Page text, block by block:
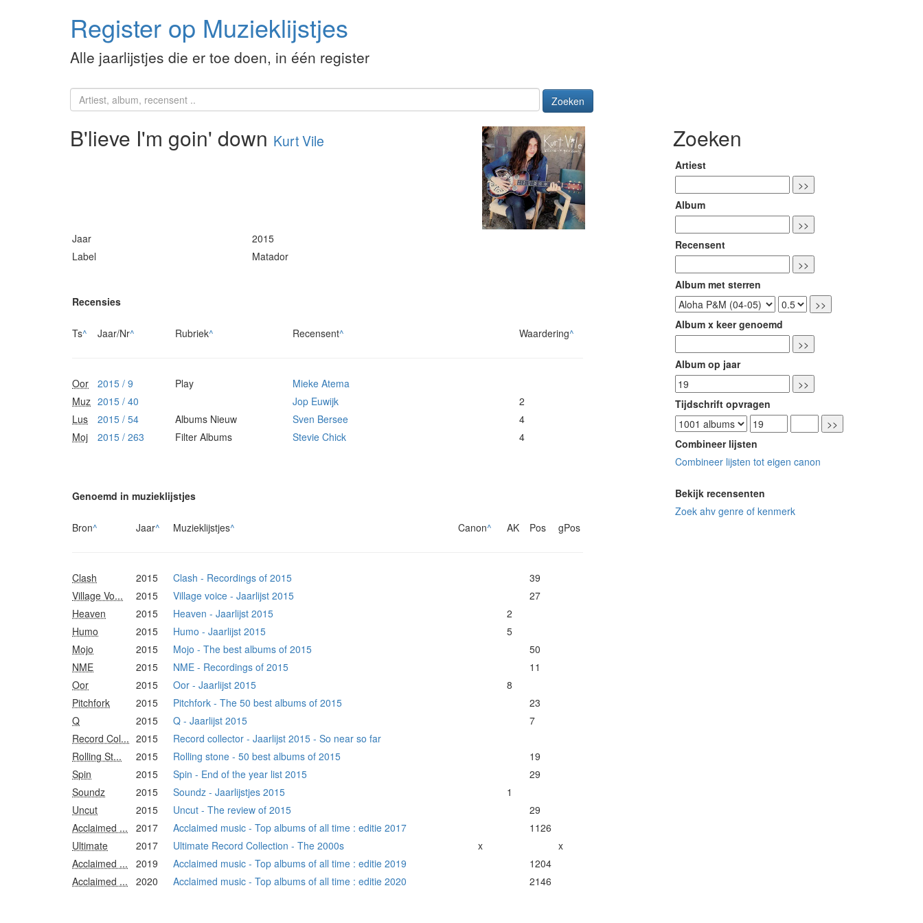
Register op Muzieklijstjes
Alle jaarlijstjes die er toe doen, in één register
Zoeken
B'lieve I'm goin' down Kurt Vile
Jaar
2015
Label
Matador
Recensies
Ts^ Jaar/Nr^ Rubriek^ Recensent^ Waardering^
Oor 2015 / 9 Play
Mieke Atema
Muz 2015 / 40 Jop Euwijk
2
Lus
2015 / 54 Albums Nieuw Sven Bersee
4
Moj
2015 / 263 Filter Albums Stevie Chick 4
Genoemd in muzieklijstjes
Bron^ Jaar^ Muzieklijstjes^ Canon^ AK Pos gPos
Clash 2015 Clash - Recordings of 2015
39
Village Vo...
2015 Village voice - Jaarlijst 2015
27
Heaven
2015 Heaven - Jaarlijst 2015
2
Humo
2015 Humo - Jaarlijst 2015
5
Mojo
2015 Mojo - The best albums of 2015
50
NME
2015 NME - Recordings of 2015
11
Oor
2015 Oor - Jaarlijst 2015
8
Pitchfork
2015 Pitchfork - The 50 best albums of 2015
23
Q
2015 Q - Jaarlijst 2015
7
Record Col... 2015
Record collector - Jaarlijst 2015 - So near so far
Rolling St...
2015 Rolling stone - 50 best albums of 2015
19
Spin
2015 Spin - End of the year list 2015
29
Soundz
2015 Soundz - Jaarlijstjes 2015
1
Uncut
2015 Uncut - The review of 2015
29
Acclaimed ...
2017 Acclaimed music - Top albums of all time : editie 2017
1126
Ultimate
2017 Ultimate Record Collection - The 2000s x
x
Acclaimed ...
2019 Acclaimed music - Top albums of all time : editie 2019
1204
Acclaimed ...
2020 Acclaimed music - Top albums of all time : editie 2020 2146
Zoeken
Artiest
Album
Recensent
Album met sterren
Album x keer genoemd
Album op jaar
Tijdschrift opvragen
Combineer lijsten
Combineer lijsten tot eigen canon
Bekijk recensenten
Zoek ahv genre of kenmerk